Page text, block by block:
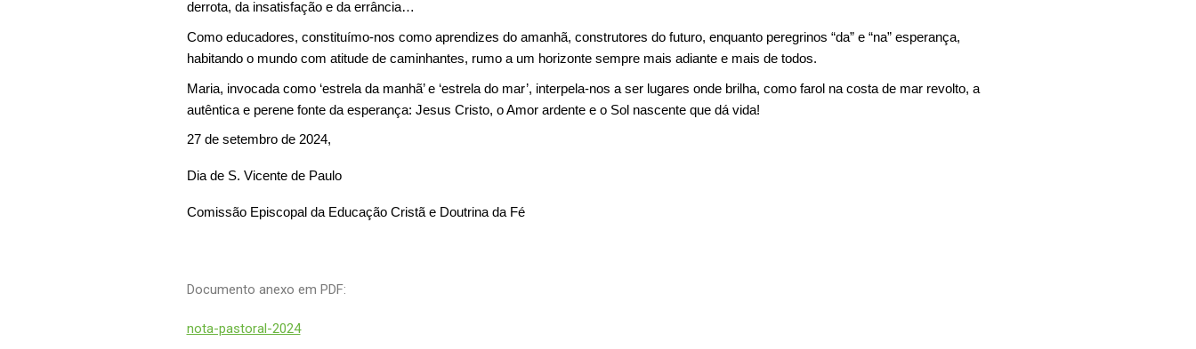
derrota, da insatisfação e da errância…
Como educadores, constituímo-nos como aprendizes do amanhã, construtores do futuro, enquanto peregrinos “da” e “na” esperança,
habitando o mundo com atitude de caminhantes, rumo a um horizonte sempre mais adiante e mais de todos.
Maria, invocada como ‘estrela da manhã’ e ‘estrela do mar’, interpela-nos a ser lugares onde brilha, como farol na costa de mar revolto, a
autêntica e perene fonte da esperança: Jesus Cristo, o Amor ardente e o Sol nascente que dá vida!
27 de setembro de 2024,
Dia de S. Vicente de Paulo
Comissão Episcopal da Educação Cristã e Doutrina da Fé
Documento anexo em PDF:
nota-pastoral-2024